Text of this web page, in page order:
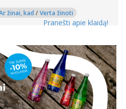
žinai, kad /Verta žinoti
Pranešti apie klaidą!